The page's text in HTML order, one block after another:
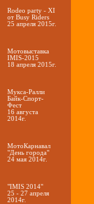
Rodeo party - XI
от Busy Riders
25 апреля 2015г.
Мотовыставка
IMIS-2015
18 апреля 2015г.
Мукса-Ралли
Байк-Спорт-
Фест
16 августа
2014г.
МотоКарнавал
"День города"
24 мая 2014г.
"IMIS 2014"
25 - 27 апреля
2014г.